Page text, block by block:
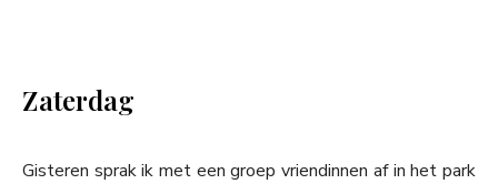
Zaterdag
Gisteren sprak ik met een groep vriendinnen af in het park